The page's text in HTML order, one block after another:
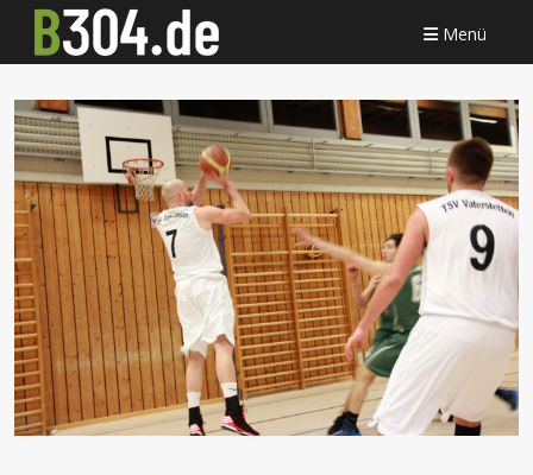
Menü